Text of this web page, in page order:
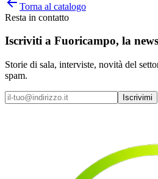
Torna al catalogo
Resta in contatto
Iscriviti a Fuoricampo, la
Storie di sala, interviste, novità del
spam.
Iscrivimi